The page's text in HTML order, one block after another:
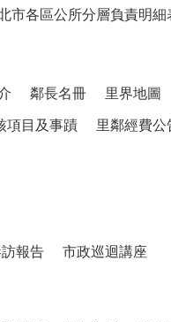
市各區公所分層負責明細
鄰長名冊 里界地圖
項目及事蹟 里鄰經費公
報告 市政巡迴講座